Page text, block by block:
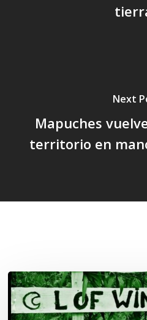
Next
Mapuches
territorio en
Lof
Winkül